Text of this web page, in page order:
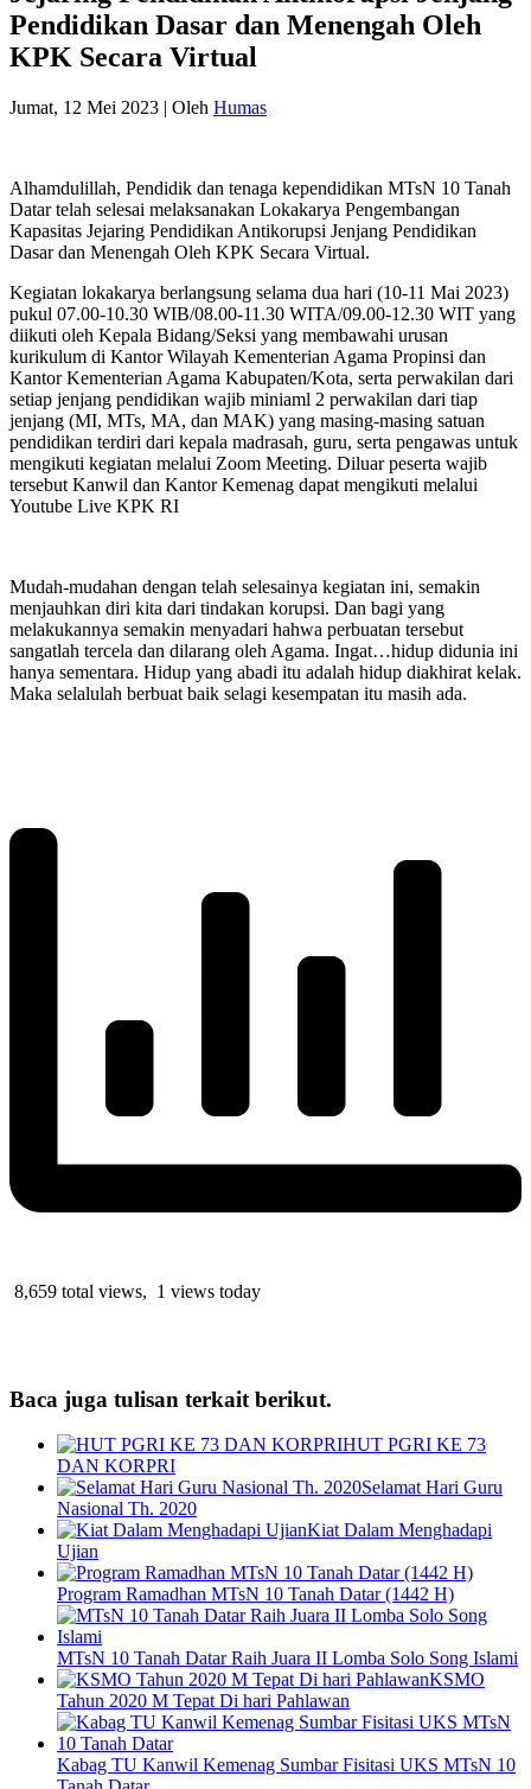
Pendidikan Dasar dan Menengah Oleh
KPK Secara Virtual
Jumat, 12 Mei 2023 | Oleh Humas
Alhamdulillah, Pendidik dan tenaga kependidikan MTsN 10 Tanah
Datar telah selesai melaksanakan Lokakarya Pengembangan
Kapasitas Jejaring Pendidikan Antikorupsi Jenjang Pendidikan
Dasar dan Menengah Oleh KPK Secara Virtual.
Kegiatan lokakarya berlangsung selama dua hari (10-11 Mai 2023)
pukul 07.00-10.30 WIB/08.00-11.30 WITA/09.00-12.30 WIT yang
diikuti oleh Kepala Bidang/Seksi yang membawahi urusan
kurikulum di Kantor Wilayah Kementerian Agama Propinsi dan
Kantor Kementerian Agama Kabupaten/Kota, serta perwakilan dari
setiap jenjang pendidikan wajib miniaml 2 perwakilan dari tiap
jenjang (MI, MTs, MA, dan MAK) yang masing-masing satuan
pendidikan terdiri dari kepala madrasah, guru, serta pengawas untuk
mengikuti kegiatan melalui Zoom Meeting. Diluar peserta wajib
tersebut Kanwil dan Kantor Kemenag dapat mengikuti melalui
Youtube Live KPK RI
Mudah-mudahan dengan telah selesainya kegiatan ini, semakin
menjauhkan diri kita dari tindakan korupsi. Dan bagi yang
melakukannya semakin menyadari hahwa perbuatan tersebut
sangatlah tercela dan dilarang oleh Agama. Ingat…hidup didunia ini
hanya sementara. Hidup yang abadi itu adalah hidup diakhirat kelak.
Maka selalulah berbuat baik selagi kesempatan itu masih ada.
8,659 total views, 1 views today
Baca juga tulisan terkait berikut.
HUT PGRI KE 73
DAN KORPRI
Selamat Hari Guru
Nasional Th. 2020
Kiat Dalam Menghadapi
Ujian
Program Ramadhan MTsN 10 Tanah Datar (1442 H)
MTsN 10 Tanah Datar Raih Juara II Lomba Solo Song Islami
KSMO
Tahun 2020 M Tepat Di hari Pahlawan
Kabag TU Kanwil Kemenag Sumbar Fisitasi UKS MTsN 10